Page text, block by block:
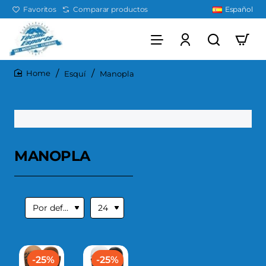
Favoritos Comparar productos Español
Esquí Manopla
MANOPLA
-25% -25%